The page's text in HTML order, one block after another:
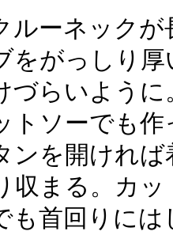
ルーネック
をがっしり
づらいよう
トソーでも
ンを開けれ
収まる。カ
も首回りに